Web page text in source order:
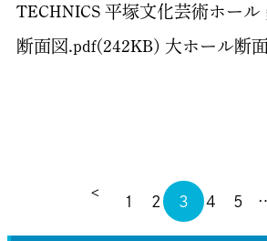
TECHNICS 平塚文化芸術ホール
断面図.pdf(242KB) 大ホール断
< 1 2 3 4 5